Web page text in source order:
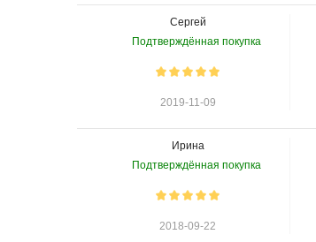
Сергей
Подтверждённая покупка
2019-11-09
Ирина
Подтверждённая покупка
2018-09-22